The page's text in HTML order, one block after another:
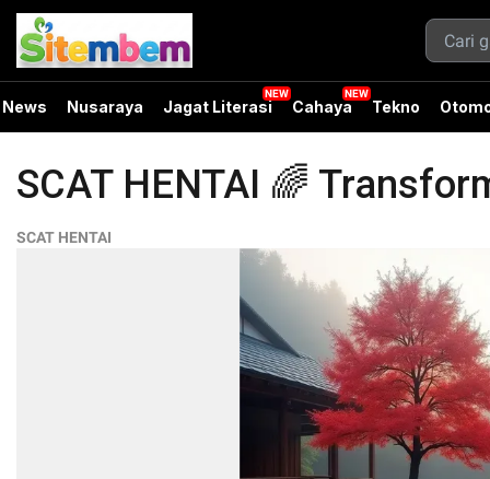
News Nusaraya Jagat Literasi Cahaya Tekno
SCAT HENTAI 🌈
SCAT HENTAI